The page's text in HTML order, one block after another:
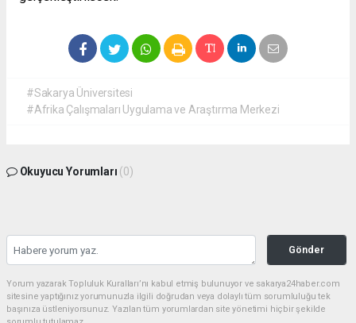
#Sakarya Üniversitesi
#Afrika Çalışmaları Uygulama ve Araştırma Merkezi
Okuyucu Yorumları (0)
Gönder
Yorum yazarak Topluluk Kuralları’nı kabul etmiş bulunuyor ve sakarya24haber.com
sitesine yaptığınız yorumunuzla ilgili doğrudan veya dolaylı tüm sorumluluğu tek
başınıza üstleniyorsunuz. Yazılan tüm yorumlardan site yönetimi hiçbir şekilde